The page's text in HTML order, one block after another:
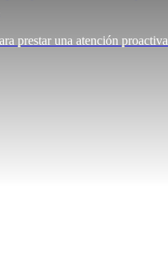
prestar una atención proactiva